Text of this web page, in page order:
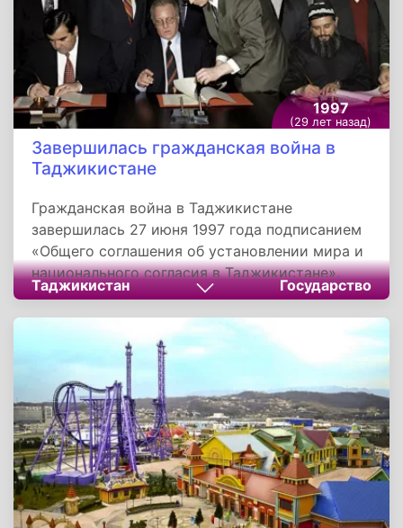
канала.
1997
(29 лет назад)
Завершилась гражданская война в
Таджикистане
Гражданская война в Таджикистане
завершилась 27 июня 1997 года подписанием
«Общего соглашения об установлении мира и
национального согласия в Таджикистане».
Президентом страны остался Эмомали
Рахмон, однако оппозиция получила места в
парламенте, директорские посты на крупных
предприятиях, а рядовые бойцы сил
оппозиции вошли в состав армии. Начался
процесс возвращения беженцев из
Афганистана. За пять лет конфликта погибло
более 100 тысяч человек, миллионы людей
стали беженцами.
Таджикистан Государство